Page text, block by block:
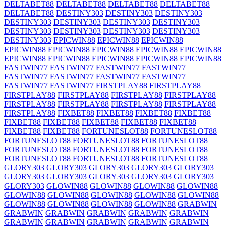
DELTABET88 DELTABET88 DELTABET88 DELTABET88
DELTABET88 DESTINY303 DESTINY303 DESTINY303
DESTINY303 DESTINY303 DESTINY303 DESTINY303
DESTINY303 DESTINY303 DESTINY303 DESTINY303
DESTINY303 EPICWIN88 EPICWIN88 EPICWIN88
EPICWIN88 EPICWIN88 EPICWIN88 EPICWIN88 EPICWIN88
EPICWIN88 EPICWIN88 EPICWIN88 EPICWIN88 EPICWIN88
FASTWIN77 FASTWIN77 FASTWIN77 FASTWIN77
FASTWIN77 FASTWIN77 FASTWIN77 FASTWIN77
FASTWIN77 FASTWIN77 FIRSTPLAY88 FIRSTPLAY88
FIRSTPLAY88 FIRSTPLAY88 FIRSTPLAY88 FIRSTPLAY88
FIRSTPLAY88 FIRSTPLAY88 FIRSTPLAY88 FIRSTPLAY88
FIRSTPLAY88 FIXBET88 FIXBET88 FIXBET88 FIXBET88
FIXBET88 FIXBET88 FIXBET88 FIXBET88 FIXBET88
FIXBET88 FIXBET88 FORTUNESLOT88 FORTUNESLOT88
FORTUNESLOT88 FORTUNESLOT88 FORTUNESLOT88
FORTUNESLOT88 FORTUNESLOT88 FORTUNESLOT88
FORTUNESLOT88 FORTUNESLOT88 FORTUNESLOT88
GLORY303 GLORY303 GLORY303 GLORY303 GLORY303
GLORY303 GLORY303 GLORY303 GLORY303 GLORY303
GLORY303 GLOWIN88 GLOWIN88 GLOWIN88 GLOWIN88
GLOWIN88 GLOWIN88 GLOWIN88 GLOWIN88 GLOWIN88
GLOWIN88 GLOWIN88 GLOWIN88 GLOWIN88 GRABWIN
GRABWIN GRABWIN GRABWIN GRABWIN GRABWIN
GRABWIN GRABWIN GRABWIN GRABWIN GRABWIN